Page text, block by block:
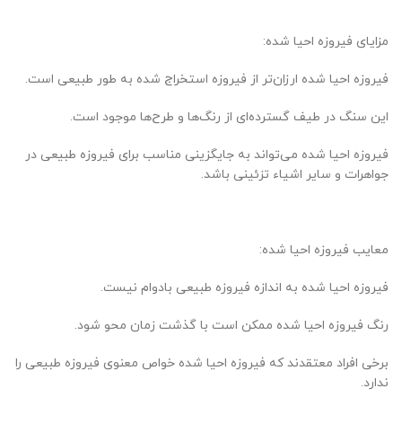
مزایای فیروزه احیا شده:
فیروزه احیا شده ارزان‌تر از فیروزه استخراج شده به طور طبیعی است.
این سنگ در طیف گسترده‌ای از رنگ‌ها و طرح‌ها موجود است.
فیروزه احیا شده می‌تواند به جایگزینی مناسب برای فیروزه طبیعی در
جواهرات و سایر اشیاء تزئینی باشد.
معایب فیروزه احیا شده:
فیروزه احیا شده به اندازه فیروزه طبیعی بادوام نیست.
رنگ فیروزه احیا شده ممکن است با گذشت زمان محو شود.
برخی افراد معتقدند که فیروزه احیا شده خواص معنوی فیروزه طبیعی را
ندارد.